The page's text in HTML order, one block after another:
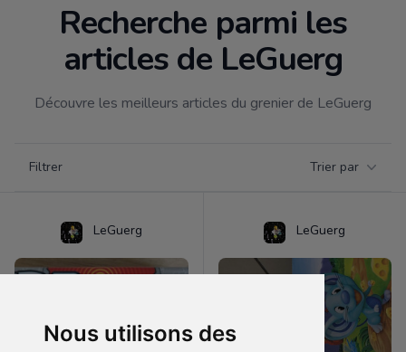
Nous utilisons des
Recherche parmi les
articles de LeGuerg
Découvre les meilleurs articles du grenier de LeGuerg
Filtrer Trier par
LeGuerg LeGuerg